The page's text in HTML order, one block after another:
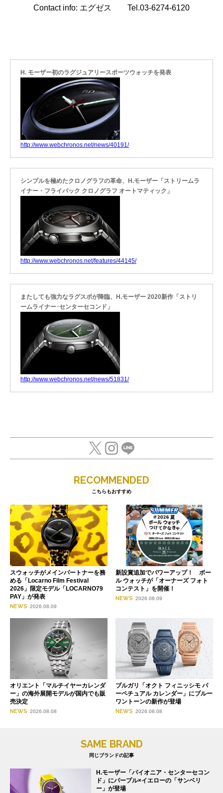
Contact info: エグゼス Tel.03-6274-6120
H. モーザー初のラグジュアリースポーツウォッチを発表
http://www.webchronos.net/news/40191/
シンプルを極めたクロノグラフの革命、H.モーザー「ストリームラ
イナー・フライバック クロノグラフ オートマティック」
http://www.webchronos.net/features/44145/
またしても強力なラグスポが降臨、H.モーザー 2020新作「ストリ
ームライナー･センターセコンド」
http://www.webchronos.net/news/51831/
RECOMMENDED
こちらもおすすめ
スウォッチがメインパートナーを務
める「Locarno Film Festival
2026」限定モデル「LOCARNO79
PAY」が発表
NEWS 2026.08.09
新設賞追加でパワーアップ！ ボー
ル ウォッチが「オーナーズ フォト
コンテスト」を開催！
NEWS 2026.08.09
オリエント「マルチイヤーカレンダ
ー」の海外展開モデルが国内でも販
売決定
NEWS 2026.08.08
ブルガリ「オクト フィニッシモ パ
ーペチュアル カレンダー」にブルー
ワントーンの新作が登場
NEWS 2026.08.08
SAME BRAND
同じブランドの記事
H.モーザー「パイオニア・センターセコン
ド」にパープル×イエローの「サンベリ
ー」が登場